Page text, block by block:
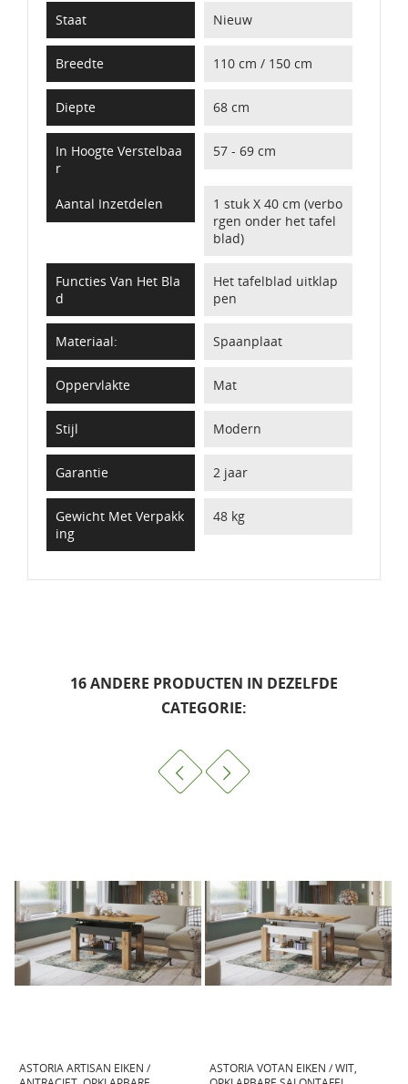
Staat Nieuw
Breedte 110 cm / 150 cm
Diepte 68 cm
In Hoogte Verstelbaa
R
57 - 69 cm
Aantal Inzetdelen
1 stuk X 40 cm (verbo
rgen onder het tafel
blad)
Functies Van Het Bla
D
Het tafelblad uitklap
pen
Materiaal: Spaanplaat
Oppervlakte Mat
Stijl Modern
Garantie 2 jaar
Gewicht Met Verpakk
Ing
48 kg
16 ANDERE PRODUCTEN IN DEZELFDE
CATEGORIE:
ASTORIA ARTISAN EIKEN /
ASTORIA VOTAN EIKEN / WIT,